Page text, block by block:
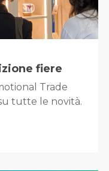
fiere
Trade
tutte le novità.